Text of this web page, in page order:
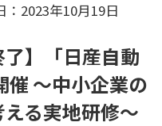
：2023年10月19日
了】「日産自動
催 ～中小企業の
る実地研修～